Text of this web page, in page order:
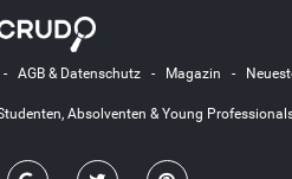
- AGB & Datenschutz- Magazin -
Absolventen & Young